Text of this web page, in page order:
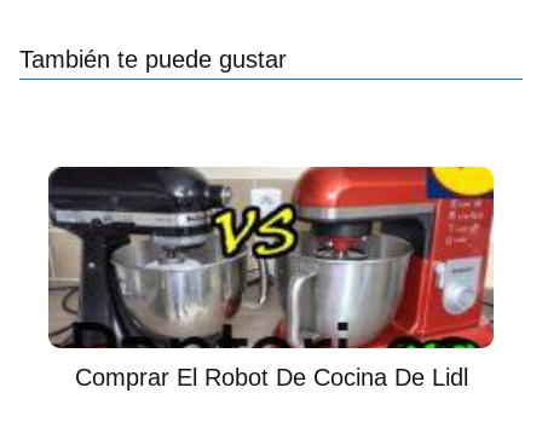
También te puede gustar
Comprar El Robot De Cocina De Lidl